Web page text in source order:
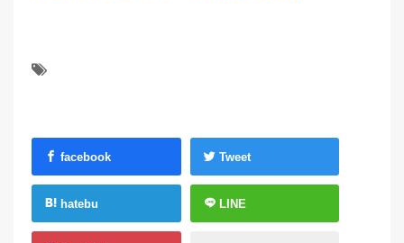
facebook Tweet
hatebu LINE